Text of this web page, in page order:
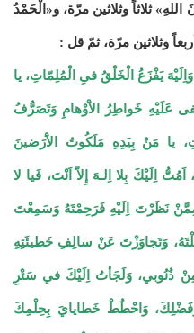
ثلاثاً وثلاثين مرّة، و«الْحَمْدُ
وثلاثين مرّة، ثمّ قل :
يَفْزَعُ الْخَلْقُ فىِ الْمُلِمّاتِ، يا
عَلَيْهِ خَواطِرُ الاَْوْهامِ وَتَصَرُّفُ
يا مَنْ بِيَدِهِ مَلَكُوتُ الاَْرَضينَ
اِلَيْكَ بِلا اِلـهَ إِلاّ اَنْتَ، فَيا لا
مِمَّنْ نَظَرْتَ اِلَيْهِ فَرَحِمْتَهُ وَسَمِعْتَ
وَتَجاوَزْتَ عَنْ سالِفِ خَطيئَتِهِ
ذُنُوبي، وَلَجَأتُ اِلَيْكَ في سَتْرِ
وَاحْطُطْ خَطايايَ بِحِلْمِكَ